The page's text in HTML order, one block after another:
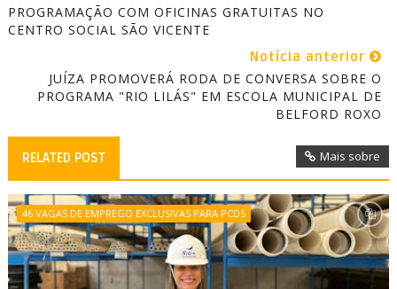
PROGRAMAÇÃO COM OFICINAS GRATUITAS NO
CENTRO SOCIAL SÃO VICENTE
Notícia anterior
JUÍZA PROMOVERÁ RODA DE CONVERSA SOBRE O
PROGRAMA "RIO LILÁS" EM ESCOLA MUNICIPAL DE
BELFORD ROXO
RELATED POST Mais sobre
46 VAGAS DE EMPREGO EXCLUSIVAS PARA PCDS